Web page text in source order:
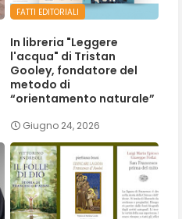
FATTI EDITORIALI
In libreria "Leggere
l'acqua" di Tristan
Gooley, fondatore del
metodo di
“orientamento naturale”
Giugno 24, 2026